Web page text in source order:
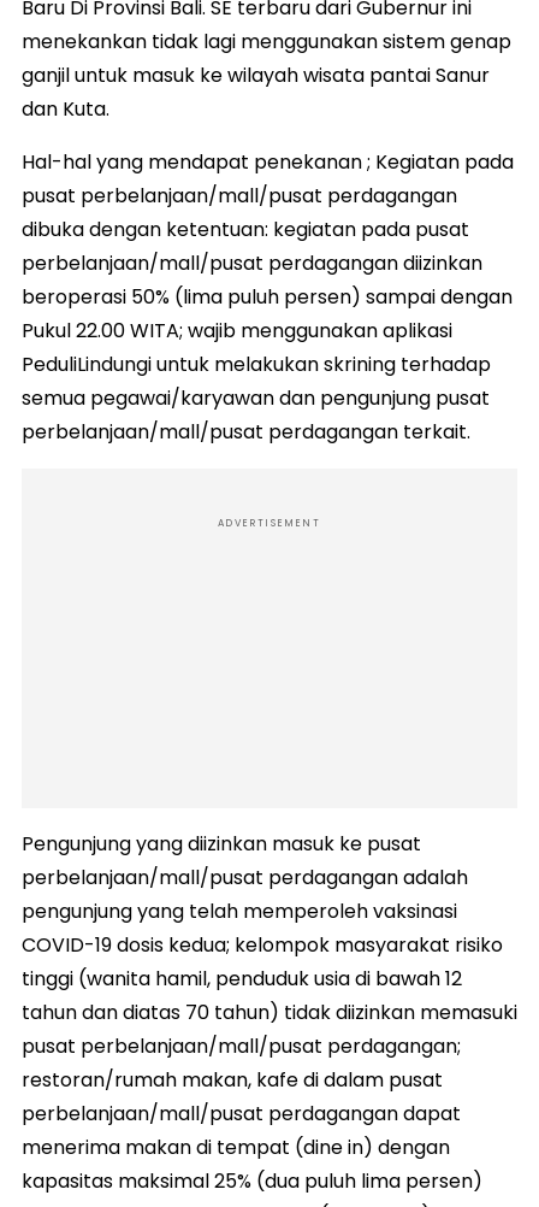
Baru Di Provinsi Bali. SE terbaru dari Gubernur ini
menekankan tidak lagi menggunakan sistem genap
ganjil untuk masuk ke wilayah wisata pantai Sanur
dan Kuta.
Hal-hal yang mendapat penekanan ; Kegiatan pada
pusat perbelanjaan/mall/pusat perdagangan
dibuka dengan ketentuan: kegiatan pada pusat
perbelanjaan/mall/pusat perdagangan diizinkan
beroperasi 50% (lima puluh persen) sampai dengan
Pukul 22.00 WITA; wajib menggunakan aplikasi
PeduliLindungi untuk melakukan skrining terhadap
semua pegawai/karyawan dan pengunjung pusat
perbelanjaan/mall/pusat perdagangan terkait.
ADVERTISEMENT
Pengunjung yang diizinkan masuk ke pusat
perbelanjaan/mall/pusat perdagangan adalah
pengunjung yang telah memperoleh vaksinasi
COVID-19 dosis kedua; kelompok masyarakat risiko
tinggi (wanita hamil, penduduk usia di bawah 12
tahun dan diatas 70 tahun) tidak diizinkan memasuki
pusat perbelanjaan/mall/pusat perdagangan;
restoran/rumah makan, kafe di dalam pusat
perbelanjaan/mall/pusat perdagangan dapat
menerima makan di tempat (dine in) dengan
kapasitas maksimal 25% (dua puluh lima persen)